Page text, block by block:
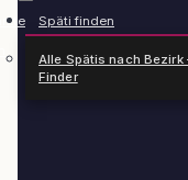
Späti finden
Alle Spätis nach Bezirk
Finder